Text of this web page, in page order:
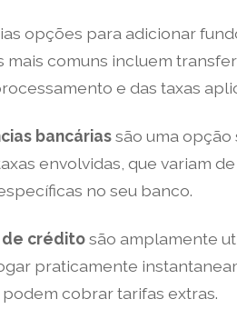
opções para adicionar
mais comuns incluem
e das taxas
bancáriassão uma
envolvidas, que variam
no seu banco.
créditosão amplamente
praticamente
cobrar tarifas extras.